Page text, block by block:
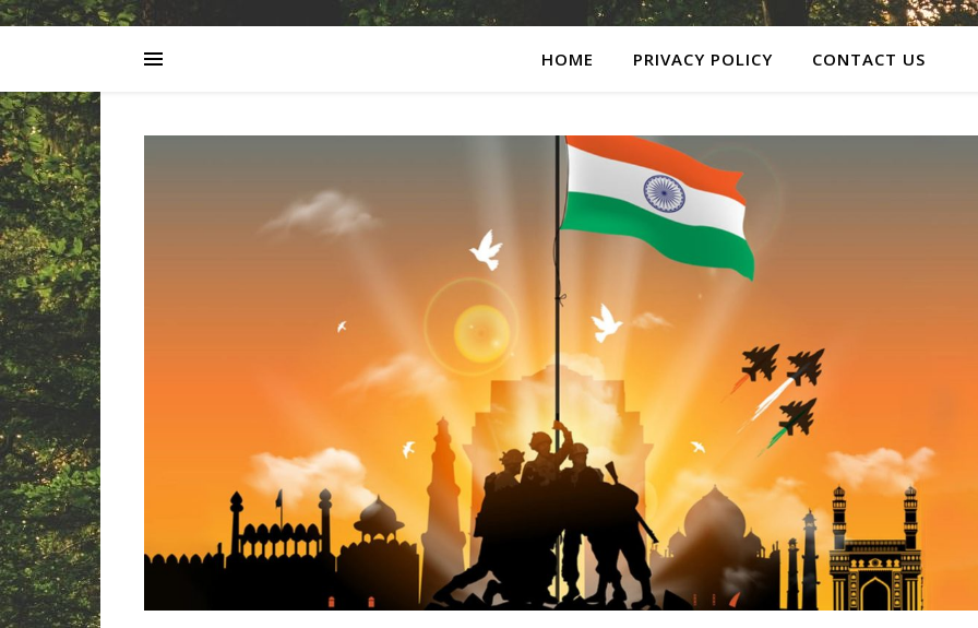
HOME PRIVACY POLICY CONTACT US